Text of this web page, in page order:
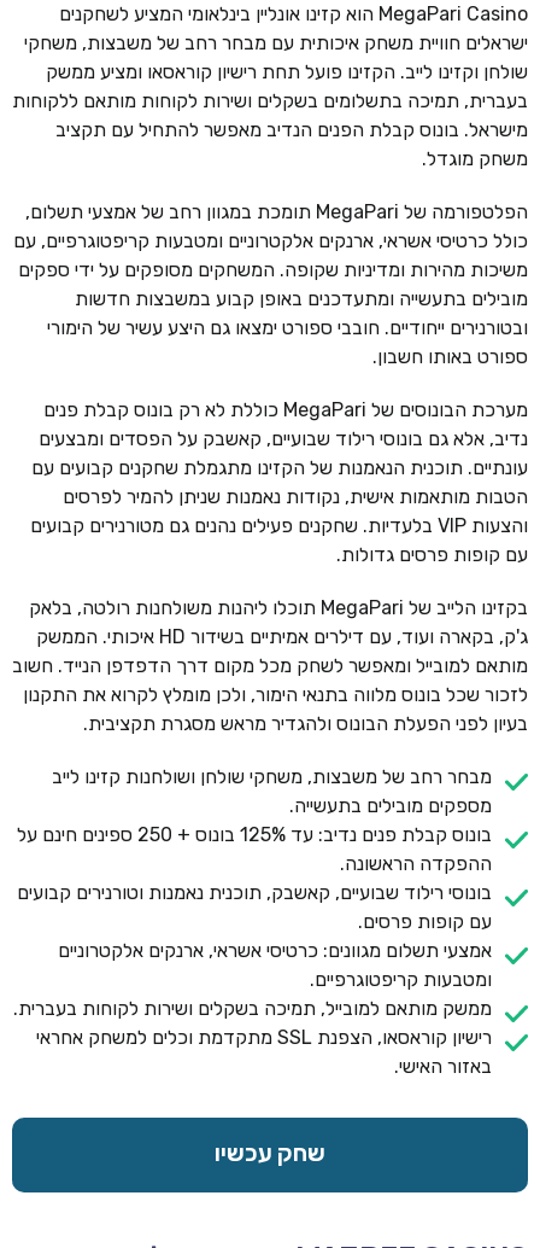
MegaPari Casino הוא קזינו אונליין בינלאומי המציע לשחקנים
ישראלים חוויית משחק איכותית עם מבחר רחב של משבצות, משחקי
שולחן וקזינו לייב. הקזינו פועל תחת רישיון קוראסאו ומציע ממשק
בעברית, תמיכה בתשלומים בשקלים ושירות לקוחות מותאם ללקוחות
מישראל. בונוס קבלת הפנים הנדיב מאפשר להתחיל עם תקציב
משחק מוגדל.
הפלטפורמה של MegaPari תומכת במגוון רחב של אמצעי תשלום,
כולל כרטיסי אשראי, ארנקים אלקטרוניים ומטבעות קריפטוגרפיים, עם
משיכות מהירות ומדיניות שקופה. המשחקים מסופקים על ידי ספקים
מובילים בתעשייה ומתעדכנים באופן קבוע במשבצות חדשות
ובטורנירים ייחודיים. חובבי ספורט ימצאו גם היצע עשיר של הימורי
ספורט באותו חשבון.
מערכת הבונוסים של MegaPari כוללת לא רק בונוס קבלת פנים
נדיב, אלא גם בונוסי רילוד שבועיים, קאשבק על הפסדים ומבצעים
עונתיים. תוכנית הנאמנות של הקזינו מתגמלת שחקנים קבועים עם
הטבות מותאמות אישית, נקודות נאמנות שניתן להמיר לפרסים
והצעות VIP בלעדיות. שחקנים פעילים נהנים גם מטורנירים קבועים
עם קופות פרסים גדולות.
בקזינו הלייב של MegaPari תוכלו ליהנות משולחנות רולטה, בלאק
ג'ק, בקארה ועוד, עם דילרים אמיתיים בשידור HD איכותי. הממשק
מותאם למובייל ומאפשר לשחק מכל מקום דרך הדפדפן הנייד. חשוב
לזכור שכל בונוס מלווה בתנאי הימור, ולכן מומלץ לקרוא את התקנון
בעיון לפני הפעלת הבונוס ולהגדיר מראש מסגרת תקציבית.
מבחר רחב של משבצות, משחקי שולחן ושולחנות קזינו לייב
מספקים מובילים בתעשייה.
בונוס קבלת פנים נדיב: עד 125% בונוס + 250 ספינים חינם על
ההפקדה הראשונה.
בונוסי רילוד שבועיים, קאשבק, תוכנית נאמנות וטורנירים קבועים
עם קופות פרסים.
אמצעי תשלום מגוונים: כרטיסי אשראי, ארנקים אלקטרוניים
ומטבעות קריפטוגרפיים.
ממשק מותאם למובייל, תמיכה בשקלים ושירות לקוחות בעברית.
רישיון קוראסאו, הצפנת SSL מתקדמת וכלים למשחק אחראי
באזור האישי.
שחק עכשיו